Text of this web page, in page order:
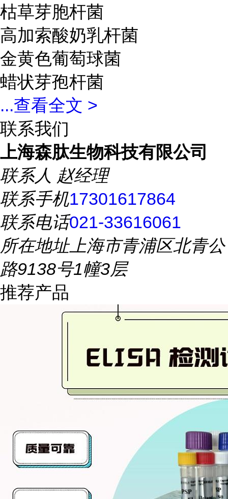
枯草芽胞杆菌
高加索酸奶乳杆菌
金黄色葡萄球菌
蜡状芽孢杆菌
...查看全文 >
联系我们
上海森肽生物科技有限公司
联系人 赵经理
联系手机17301617864
联系电话021-33616061
所在地址上海市青浦区北青公
路9138号1幢3层
推荐产品